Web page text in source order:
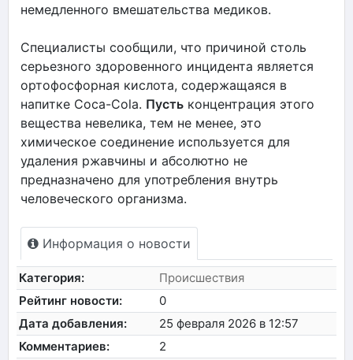
немедленного вмешательства медиков.
Специалисты сообщили, что причиной столь
серьезного здоровенного инцидента является
ортофосфорная кислота, содержащаяся в
напитке Coca-Cola. Пусть концентрация этого
вещества невелика, тем не менее, это
химическое соединение используется для
удаления ржавчины и абсолютно не
предназначено для употребления внутрь
человеческого организма.
Информация о новости
Категория:
Происшествия
Рейтинг новости:
0
Дата добавления:
25 февраля 2026 в 12:57
Комментариев:
2